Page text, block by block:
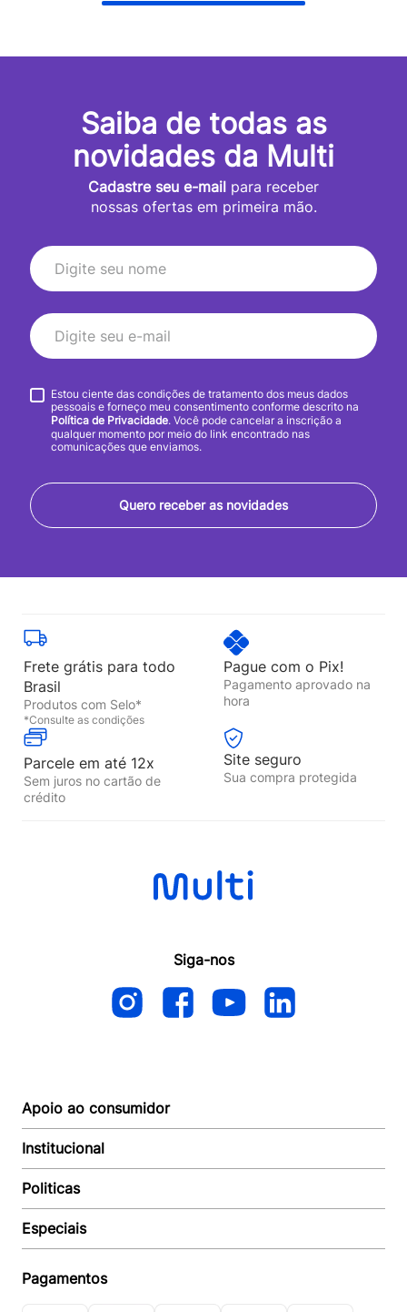
Saiba de todas as
novidades da Multi
Cadastre seu e-mail para receber
nossas ofertas em primeira mão.
Quero receber as novidades
Estou ciente das condições de tratamento dos meus dados
pessoais e forneço meu consentimento conforme descrito na
Política de Privacidade. Você pode cancelar a inscrição a
qualquer momento por meio do link encontrado nas
comunicações que enviamos.
Frete grátis para todo
Brasil
Produtos com Selo*
*Consulte as condições
Pague com o Pix!
Pagamento aprovado na
hora
Parcele em até 12x
Sem juros no cartão de
crédito
Site seguro
Sua compra protegida
Siga-nos
Apoio ao consumidor
Autoatendimento
Suporte e reparo
Acompanhar Entrega
Baixe o APP
Institucional
Quem somos
Revendedor
Seja um Revendedor
Trabalhe conosco
Politicas
Política de Entrega
Política de Pagamento
Política de Privacidade
Especiais
Multicoin
Pagamentos